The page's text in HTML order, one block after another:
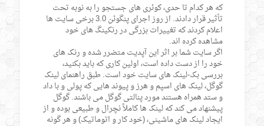
که هر کدام تا حدی، کوئری های جستجو را به نوبه تحت
تأثیر قرار دادند. از روز اجرای پنگوئن 3.0 برخی سایت ها
اعلام کردند که تغییرات بزرگی در رنکینگ های خود
مشاهده کرده اند.
اگر سایت شما بر اثر این آپدیت متضرر شده و رنک های
خود را از دست داده است، اولین کاری که باید بکنید،
بررسی بک-لینک های سایت خود است. طبق راهنمای لینک
گوگل، لینک های اسپم و هرز و پیوند هایی که پولی و با داد
و ستد همراه هستند مورد پنالتی گوگل می باشند. گوگل
پیشنهاد می کند که لینک ها کاملاً نچرال و طبیعی بوده و از
ایجاد لینک های ماشینی، (خود کار و اتوماتیک) و هر گونه